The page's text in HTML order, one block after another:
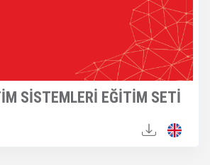
SİSTEMLERİ EĞİTİM SETİ